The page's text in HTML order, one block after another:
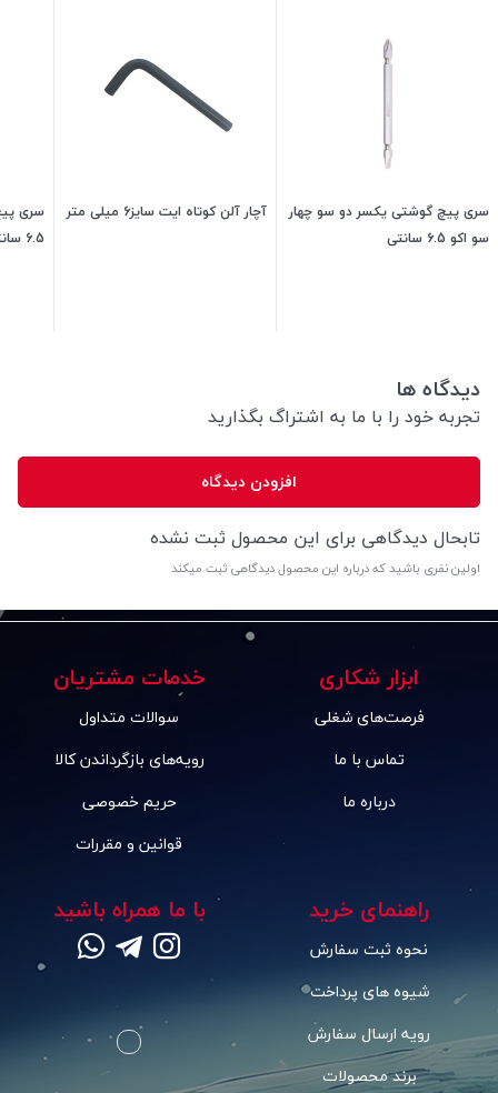
سری پیچ گوشتی یکسر دو سو چهار
سو اکو 6.5 سانتی
آچار آلن کوتاه ایت سایز6 میلی متر
سری
6.5 سانتی
دیدگاه ها
تجربه خود را با ما به اشتراگ بگذارید
افزودن دیدگاه
تابحال دیدگاهی برای این محصول ثبت نشده
اولین نفری باشید که درباره این محصول دیدگاهی ثبت میکند
ابزار شکاری
فرصت‌های شغلی
تماس با ما
درباره ما
خدمات مشتریان
سوالات متداول
رویه‌های بازگرداندن کالا
حریم خصوصی
قوانین و مقررات
راهنمای خرید
نحوه ثبت سفارش
شیوه های پرداخت
رویه ارسال سفارش
برند محصولات
با ما همراه باشید